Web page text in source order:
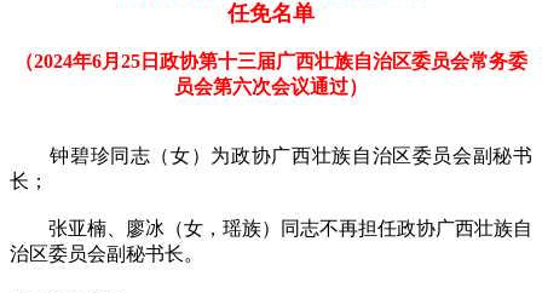
任免名单
（2024年6月25日政协第十三届广西壮族自治区委员会常务委
员会第六次会议通过）
钟碧珍同志（女）为政协广西壮族自治区委员会副秘书
长；
张亚楠、廖冰（女，瑶族）同志不再担任政协广西壮族自
治区委员会副秘书长。